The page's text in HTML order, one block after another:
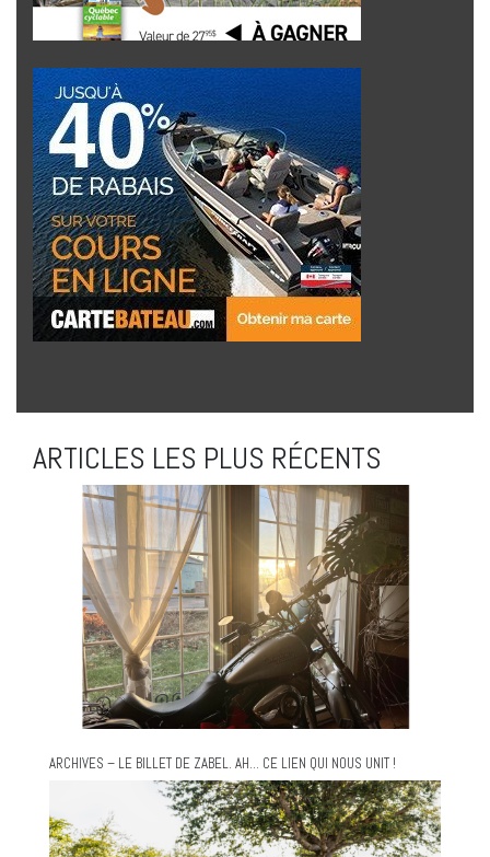
ARTICLES LES PLUS RÉCENTS
ARCHIVES – LE BILLET DE ZABEL. AH… CE LIEN QUI NOUS UNIT !